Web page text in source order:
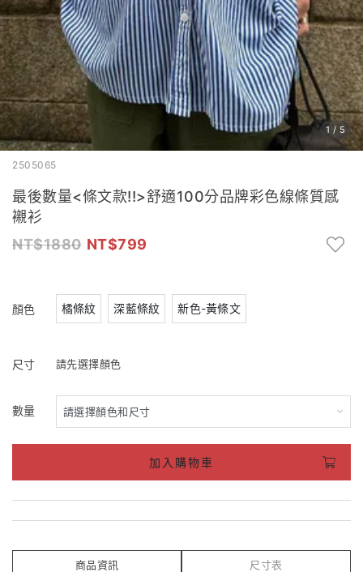
1 / 5
2505065
最後數量<條文款!!>舒適100分品牌彩色線條質感
襯衫
1880
799
顏色 橘條紋 深藍條紋 新色-黃條文
尺寸 請先選擇顏色
數量
加入購物車
商品資訊 尺寸表